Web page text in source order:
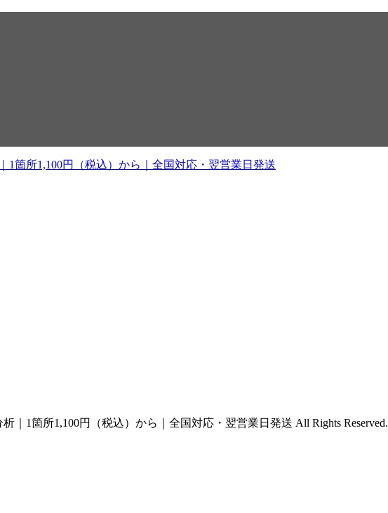
1箇所1,100円（税込）から｜全国対応・翌営業日発送
｜1箇所1,100円（税込）から｜全国対応・翌営業日発送 All Rights Reserved.